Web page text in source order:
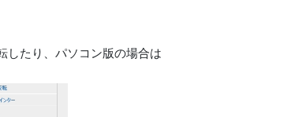
したり、パソコン版の場合は